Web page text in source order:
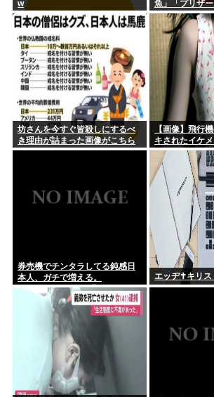
夏休み全く面白くないんだが
フォント、値上げで使えなくなる
在留カードの更新しに入管に行ったけど父
こわい要...
安倍晋三がお盆で帰ってくる時に乗ってそ
今度リフォーム業者と打ち合わせするんだ
にじさんじvtuber、過酷な1日を公開
w
魚」「プリザー
坊さんを今すぐ皆殺しにするべ
き理由が詰まった画像がこちら
【画像】飛行
キされたイケ
券売機でチンタラしてる鈍感日
本人、ガチで増える。
197cm57kgの俺が背後5cmまで
接近してるのに急ぎもしない
エッヂ✝️キリス